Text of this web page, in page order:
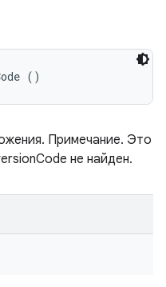
()
Примечание. Это
не найден.